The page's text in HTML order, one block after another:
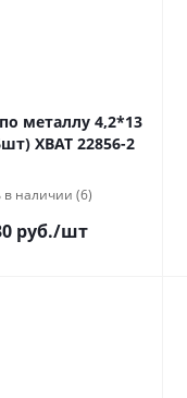
4,2*13
ХВАТ 22856-2
в наличии (6)
руб./шт